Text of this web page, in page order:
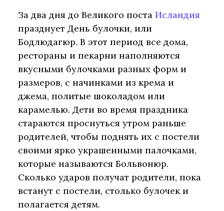
За два дня до Великого поста Исландия
празднует День булочки, или
Бодлюдагюр. В этот период все дома,
рестораны и пекарни наполняются
вкусными булочками разных форм и
размеров, с начинками из крема и
джема, политые шоколадом или
карамелью. Дети во время праздника
стараются проснуться утром раньше
родителей, чтобы поднять их с постели
своими ярко украшенными палочками,
которые называются Больвонюр.
Сколько ударов получат родители, пока
встанут с постели, столько булочек и
полагается детям.